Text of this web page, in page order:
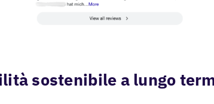
sostenibile a lungo